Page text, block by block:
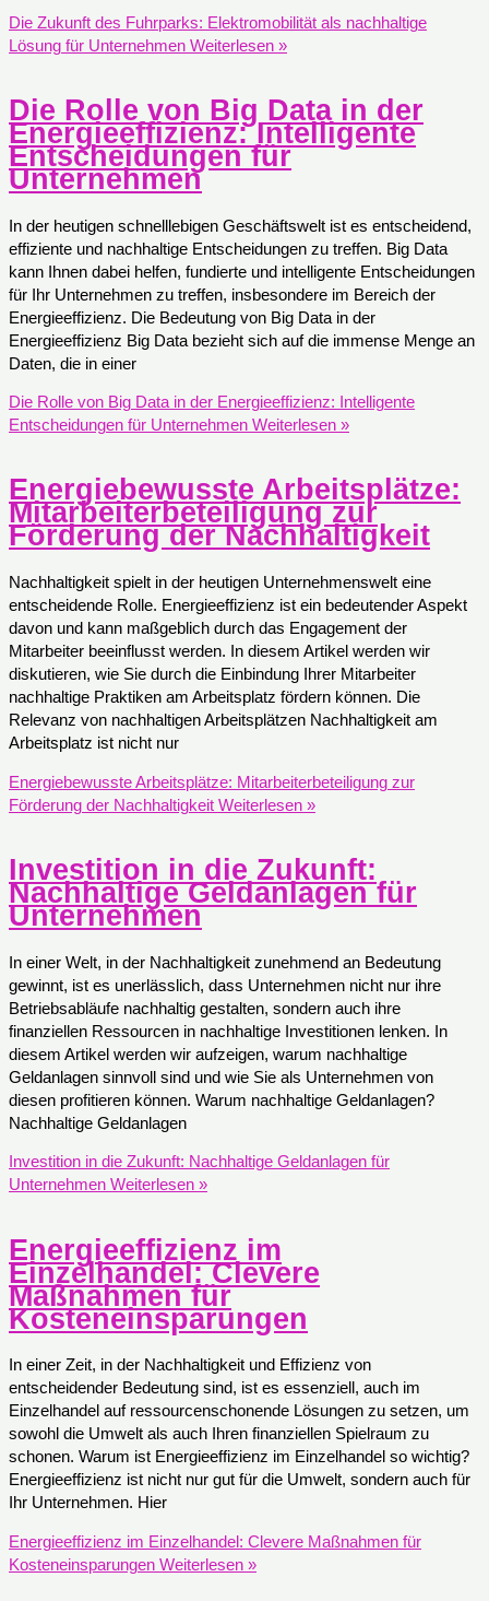
Die Zukunft des Fuhrparks: Elektromobilität als nachhaltige
Lösung für Unternehmen Weiterlesen »
Die Rolle von Big Data in der
Energieeffizienz: Intelligente
Entscheidungen für
Unternehmen
In der heutigen schnelllebigen Geschäftswelt ist es entscheidend,
effiziente und nachhaltige Entscheidungen zu treffen. Big Data
kann Ihnen dabei helfen, fundierte und intelligente Entscheidungen
für Ihr Unternehmen zu treffen, insbesondere im Bereich der
Energieeffizienz. Die Bedeutung von Big Data in der
Energieeffizienz Big Data bezieht sich auf die immense Menge an
Daten, die in einer
Die Rolle von Big Data in der Energieeffizienz: Intelligente
Entscheidungen für Unternehmen Weiterlesen »
Energiebewusste Arbeitsplätze:
Mitarbeiterbeteiligung zur
Förderung der Nachhaltigkeit
Nachhaltigkeit spielt in der heutigen Unternehmenswelt eine
entscheidende Rolle. Energieeffizienz ist ein bedeutender Aspekt
davon und kann maßgeblich durch das Engagement der
Mitarbeiter beeinflusst werden. In diesem Artikel werden wir
diskutieren, wie Sie durch die Einbindung Ihrer Mitarbeiter
nachhaltige Praktiken am Arbeitsplatz fördern können. Die
Relevanz von nachhaltigen Arbeitsplätzen Nachhaltigkeit am
Arbeitsplatz ist nicht nur
Energiebewusste Arbeitsplätze: Mitarbeiterbeteiligung zur
Förderung der Nachhaltigkeit Weiterlesen »
Investition in die Zukunft:
Nachhaltige Geldanlagen für
Unternehmen
In einer Welt, in der Nachhaltigkeit zunehmend an Bedeutung
gewinnt, ist es unerlässlich, dass Unternehmen nicht nur ihre
Betriebsabläufe nachhaltig gestalten, sondern auch ihre
finanziellen Ressourcen in nachhaltige Investitionen lenken. In
diesem Artikel werden wir aufzeigen, warum nachhaltige
Geldanlagen sinnvoll sind und wie Sie als Unternehmen von
diesen profitieren können. Warum nachhaltige Geldanlagen?
Nachhaltige Geldanlagen
Investition in die Zukunft: Nachhaltige Geldanlagen für
Unternehmen Weiterlesen »
Energieeffizienz im
Einzelhandel: Clevere
Maßnahmen für
Kosteneinsparungen
In einer Zeit, in der Nachhaltigkeit und Effizienz von
entscheidender Bedeutung sind, ist es essenziell, auch im
Einzelhandel auf ressourcenschonende Lösungen zu setzen, um
sowohl die Umwelt als auch Ihren finanziellen Spielraum zu
schonen. Warum ist Energieeffizienz im Einzelhandel so wichtig?
Energieeffizienz ist nicht nur gut für die Umwelt, sondern auch für
Ihr Unternehmen. Hier
Energieeffizienz im Einzelhandel: Clevere Maßnahmen für
Kosteneinsparungen Weiterlesen »